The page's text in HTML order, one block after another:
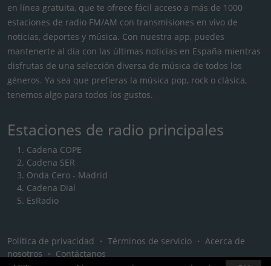
en línea gratuita, que te ofrece fácil acceso a más de 1000
estaciones de radio FM/AM con transmisiones en vivo de
noticias, deportes y música. Con nuestra app, puedes
mantenerte al día con las últimas noticias en España mientras
disfrutas de una selección diversa de música de todos los
géneros. Ya sea que prefieras la música pop, rock o clásica,
tenemos algo para todos los gustos.
Estaciones de radio principales
Cadena COPE
Cadena SER
Onda Cero - Madrid
Cadena Dial
EsRadio
Política de privacidad ・ Términos de servicio ・ Acerca de
nosotros ・ Contáctanos